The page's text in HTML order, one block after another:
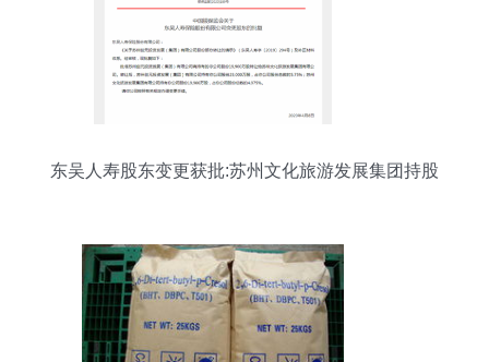
东吴人寿股东变更获批:苏州文化旅游发展集团持股